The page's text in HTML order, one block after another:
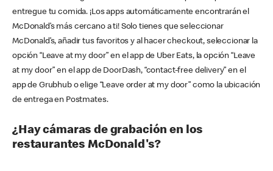
entregue tu comida. ¡Los apps automáticamente encontrarán el
McDonald’s más cercano a ti! Solo tienes que seleccionar
McDonald’s, añadir tus favoritos y al hacer checkout, seleccionar la
opción “Leave at my door” en el app de Uber Eats, la opción “Leave
at my door” en el app de DoorDash, “contact-free delivery” en el
app de Grubhub o elige “Leave order at my door” como la ubicación
de entrega en Postmates.
¿Hay cámaras de grabación en los
restaurantes McDonald's?